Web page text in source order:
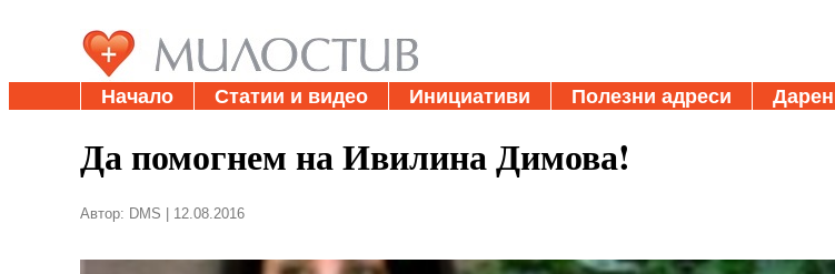
Начало Статии и видео Инициативи Полезни адреси
Да помогнем на Ивилина Димова!
Автор: DMS | 12.08.2016